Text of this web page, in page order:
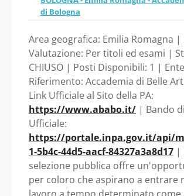
PROFILO DI
OPERATORE
C.C.N.L. AFAM
VIGENTE - PER
ESIGENZE
CONSERVATORIO
MUSICA G. B.
BOLOGNA - Emilia
Romagna -
Belle Arti di
di Bologna
Area geografica: Emilia Romagna
Valutazione: Per titoli ed esami |
CHIUSO | Posti Disponibili: 1 |
Riferimento: Accademia di Belle
Link Ufficiale al Sito della PA:
https://www.ababo.it/ | Bando
Ufficiale:
https://portale.inpa.gov.it/api/
1-5b4c-44d5-aacf-84327a3a8d17 |
selezione pubblica offre
per coloro che aspirano a entrare